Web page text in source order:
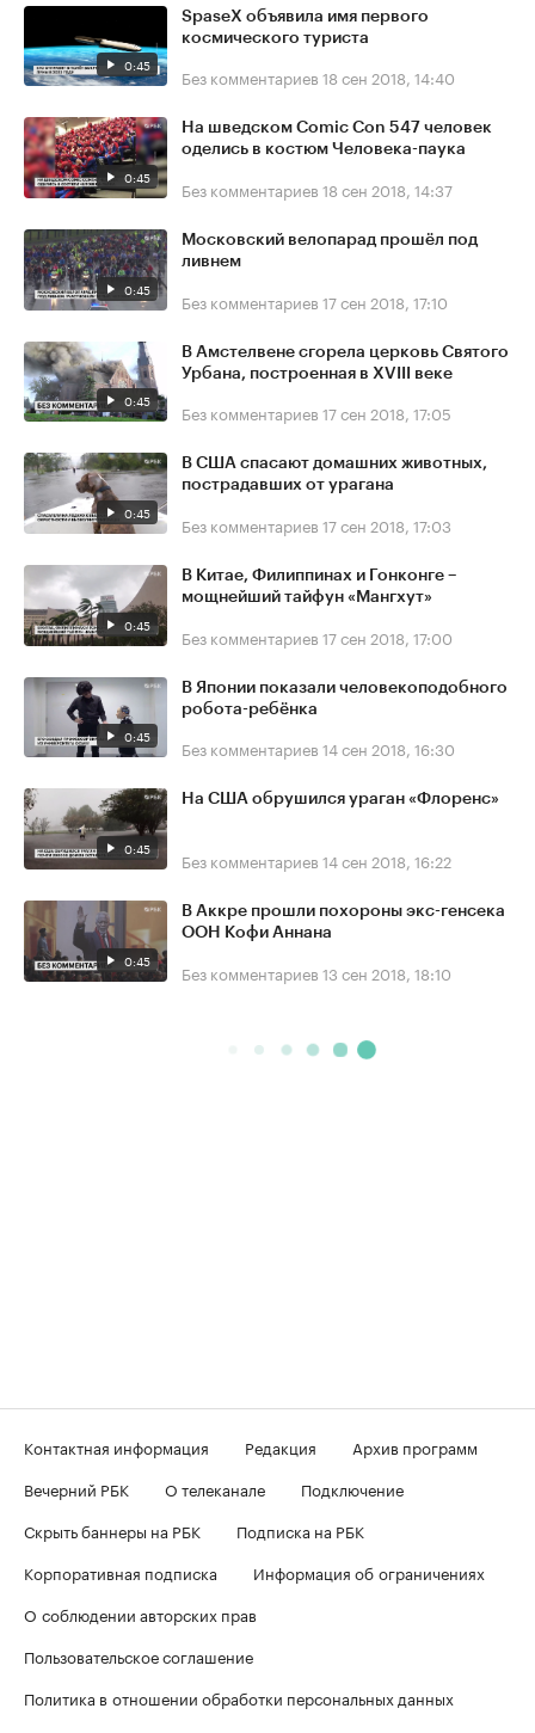
0:45
SpaseX объявила имя первого
космического туриста
Без комментариев 18 сен 2018, 14:40
0:45
На шведском Comic Con 547 человек
оделись в костюм Человека-паука
Без комментариев 18 сен 2018, 14:37
0:45
Московский велопарад прошёл под
ливнем
Без комментариев 17 сен 2018, 17:10
0:45
В Амстелвене сгорела церковь Святого
Урбана, построенная в XVIII веке
Без комментариев 17 сен 2018, 17:05
0:45
В США спасают домашних животных,
пострадавших от урагана
Без комментариев 17 сен 2018, 17:03
0:45
В Китае, Филиппинах и Гонконге –
мощнейший тайфун «Мангхут»
Без комментариев 17 сен 2018, 17:00
0:45
В Японии показали человекоподобного
робота-ребёнка
Без комментариев 14 сен 2018, 16:30
0:45
На США обрушился ураган «Флоренс»
Без комментариев 14 сен 2018, 16:22
0:45
В Аккре прошли похороны экс-генсека
ООН Кофи Аннана
Без комментариев 13 сен 2018, 18:10
Контактная информация Редакция
Архив программ
Вечерний РБК
О телеканале
Подключение
Скрыть баннеры на РБК
Подписка на РБК
Корпоративная подписка
Информация об ограничениях
О соблюдении авторских прав
Пользовательское соглашение
Политика в отношении обработки персональных данных